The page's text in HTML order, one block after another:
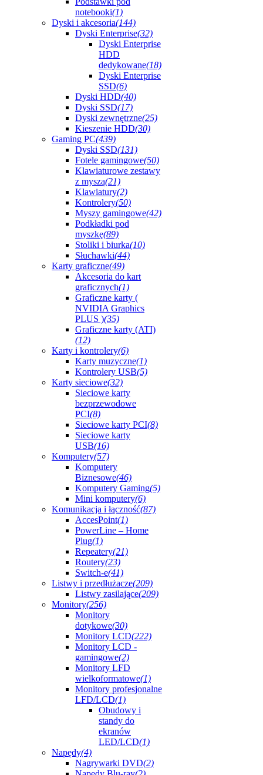
notebooki(1)
Dyski i akcesoria(144)
Dyski Enterprise(32)
Dyski Enterprise
HDD
dedykowane(18)
Dyski Enterprise
SSD(6)
Dyski HDD(40)
Dyski SSD(17)
Dyski zewnętrzne(25)
Kieszenie HDD(30)
Gaming PC(439)
Dyski SSD(131)
Fotele gamingowe(50)
Klawiaturowe zestawy
z myszą(21)
Klawiatury(2)
Kontrolery(50)
Myszy gamingowe(42)
Podkładki pod
myszkę(89)
Stoliki i biurka(10)
Słuchawki(44)
Karty graficzne(49)
Akcesoria do kart
graficznych(1)
Graficzne karty (
NVIDIA Graphics
PLUS )(35)
Graficzne karty (ATI)
(12)
Karty i kontrolery(6)
Karty muzyczne(1)
Kontrolery USB(5)
Karty sieciowe(32)
Sieciowe karty
bezprzewodowe
PCI(8)
Sieciowe karty PCI(8)
Sieciowe karty
USB(16)
Komputery(57)
Komputery
Biznesowe(46)
Komputery Gaming(5)
Mini komputery(6)
Komunikacja i łączność(87)
AccesPoint(1)
PowerLine – Home
Plug(1)
Repeatery(21)
Routery(23)
Switch-e(41)
Listwy i przedłużacze(209)
Listwy zasilające(209)
Monitory(256)
Monitory
dotykowe(30)
Monitory LCD(222)
Monitory LCD -
gamingowe(2)
Monitory LFD
wielkoformatowe(1)
Monitory profesjonalne
LFD/LCD(1)
Obudowy i
standy do
ekranów
LED/LCD(1)
Napędy(4)
Nagrywarki DVD(2)